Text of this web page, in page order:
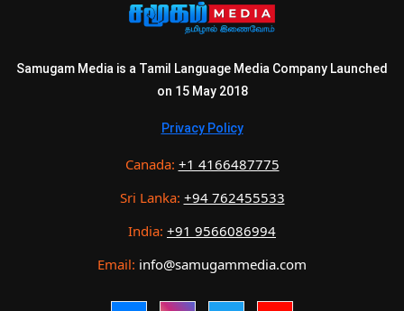
Samugam Media is a Tamil Language Media Company Launched
on 15 May 2018
Privacy Policy
Canada: +1 4166487775
Sri Lanka: +94 762455533
India: +91 9566086994
Email: info@samugammedia.com